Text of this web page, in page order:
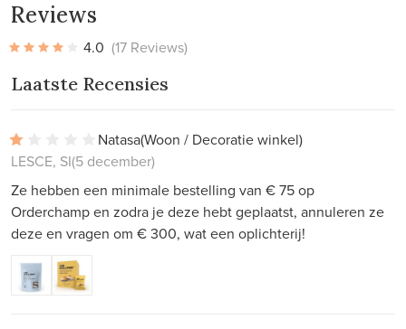
Reviews
4.0 (17 Reviews)
Laatste Recensies
Natasa(Woon / Decoratie winkel)
LESCE, SI(5 december)
Ze hebben een minimale bestelling van € 75 op
Orderchamp en zodra je deze hebt geplaatst, annuleren ze
deze en vragen om € 300, wat een oplichterij!